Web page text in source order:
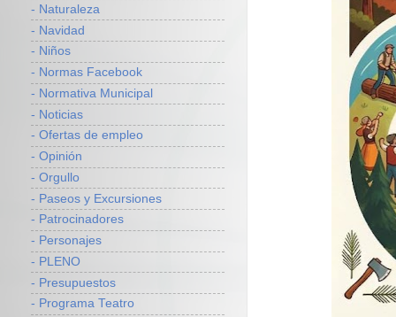
- Naturaleza
- Navidad
- Niños
- Normas Facebook
- Normativa Municipal
- Noticias
- Ofertas de empleo
- Opinión
- Orgullo
- Paseos y Excursiones
- Patrocinadores
- Personajes
- PLENO
- Presupuestos
- Programa Teatro